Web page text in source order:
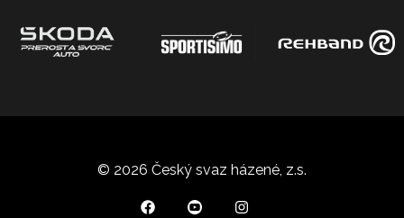
© 2026 Český svaz házené, z.s.